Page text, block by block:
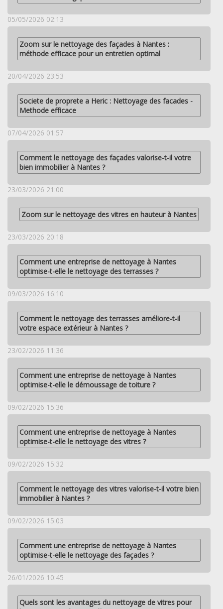
05/05/2026 02:13
Zoom sur le nettoyage des façades à Nantes :
méthode efficace pour un entretien optimal
20/04/2026 23:53
Societe de proprete a Heric : Nettoyage des facades -
Methode efficace
07/04/2026 01:57
Comment le nettoyage des façades valorise-t-il votre
bien immobilier à Nantes ?
23/03/2026 21:00
Zoom sur le nettoyage des vitres en hauteur à Nantes
23/03/2026 20:18
Comment une entreprise de nettoyage à Nantes
optimise-t-elle le nettoyage des terrasses ?
09/03/2026 16:10
Comment le nettoyage des terrasses améliore-t-il
votre espace extérieur à Nantes ?
23/02/2026 11:36
Comment une entreprise de nettoyage à Nantes
optimise-t-elle le démoussage de toiture ?
09/02/2026 15:36
Comment une entreprise de nettoyage à Nantes
optimise-t-elle le nettoyage des vitres ?
09/02/2026 15:32
Comment le nettoyage des vitres valorise-t-il votre bien
immobilier à Nantes ?
09/02/2026 15:03
Comment une entreprise de nettoyage à Nantes
optimise-t-elle le nettoyage des façades ?
26/01/2026 10:45
Quels sont les avantages du nettoyage de vitres pour